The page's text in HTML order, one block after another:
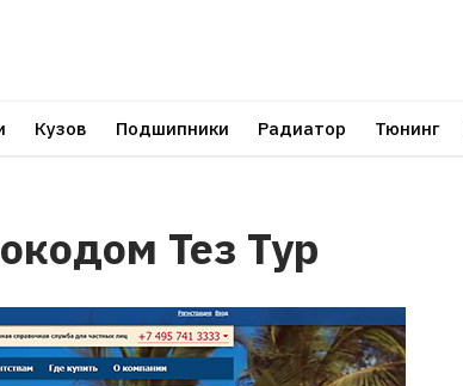
Кузов Подшипники Радиатор Тюнинг
Тез Тур